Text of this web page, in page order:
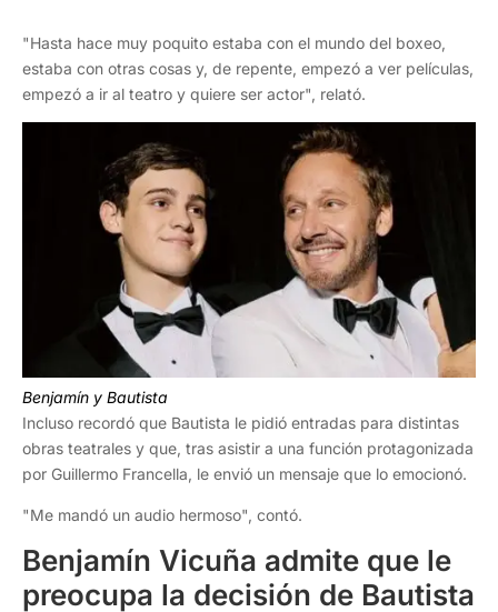
"Hasta hace muy poquito estaba con el mundo del boxeo,
estaba con otras cosas y, de repente, empezó a ver películas,
empezó a ir al teatro y quiere ser actor", relató.
Benjamín y Bautista
Incluso recordó que Bautista le pidió entradas para distintas
obras teatrales y que, tras asistir a una función protagonizada
por Guillermo Francella, le envió un mensaje que lo emocionó.
"Me mandó un audio hermoso", contó.
Benjamín Vicuña admite que le
preocupa la decisión de Bautista